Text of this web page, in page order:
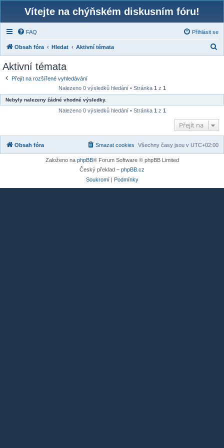
Vítejte na chýňském diskusním fóru!
FAQ Přihlásit se
Obsah fóra Hledat Aktivní témata
a
t
Aktivní témata
Přejít na rozšířené vyhledávání
Nalezeno 0 výsledků hledání • Stránka 1 z 1
Nebyly nalezeny žádné vhodné výsledky.
Nalezeno 0 výsledků hledání • Stránka 1 z 1
Přejít na
Obsah fóra Všechny časy jsou v UTC+02:00
Smazat cookies
Založeno na phpBB® Forum Software © phpBB Limited
Český překlad – phpBB.cz
Soukromí| Podmínky